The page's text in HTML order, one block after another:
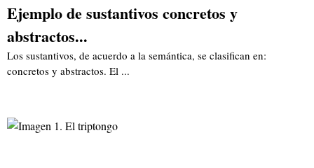
Ejemplo de sustantivos concretos y
abstractos...
Los sustantivos, de acuerdo a la semántica, se clasifican en:
concretos y abstractos. El ...